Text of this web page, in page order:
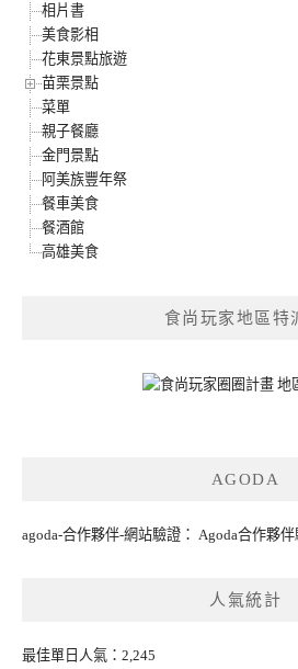
相片書
美食影相
花東景點旅遊
苗栗景點
菜單
親子餐廳
金門景點
阿美族豐年祭
餐車美食
餐酒館
高雄美食
食尚玩家地區特
AGODA
agoda-合作夥伴-網站驗證： Agoda合作夥
人氣統計
最佳單日人氣：2,245